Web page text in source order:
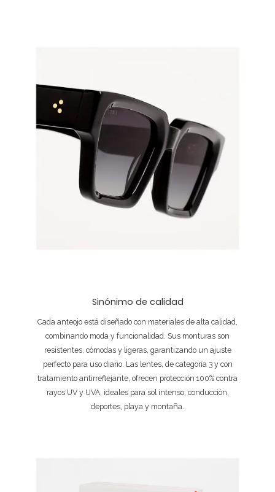
Sinónimo de calidad
Cada anteojo está diseñado con materiales de alta calidad,
combinando moda y funcionalidad. Sus monturas son
resistentes, cómodas y ligeras, garantizando un ajuste
perfecto para uso diario. Las lentes, de categoría 3 y con
tratamiento antirreflejante, ofrecen protección 100% contra
rayos UV y UVA, ideales para sol intenso, conducción,
deportes, playa y montaña.